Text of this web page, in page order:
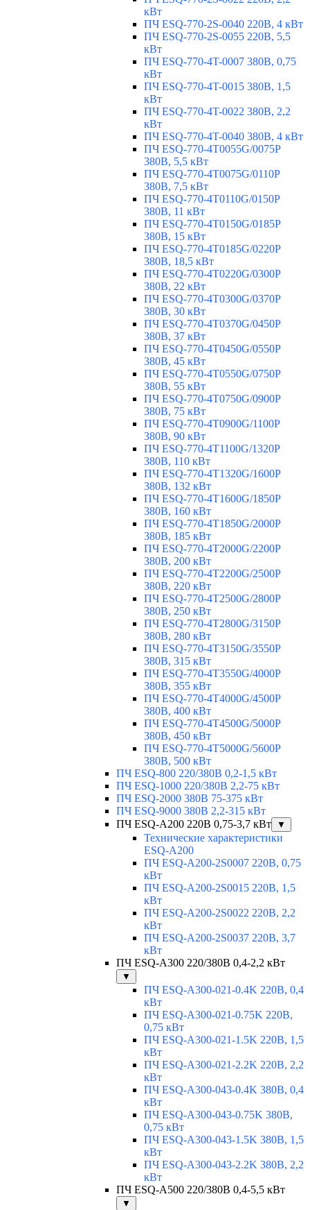
кВт
ПЧ ESQ-770-2S-0040 220В, 4 кВт
ПЧ ESQ-770-2S-0055 220В, 5,5
кВт
ПЧ ESQ-770-4T-0007 380В, 0,75
кВт
ПЧ ESQ-770-4T-0015 380В, 1,5
кВт
ПЧ ESQ-770-4T-0022 380В, 2,2
кВт
ПЧ ESQ-770-4T-0040 380В, 4 кВт
ПЧ ESQ-770-4T0055G/0075P
380В, 5,5 кВт
ПЧ ESQ-770-4T0075G/0110P
380В, 7,5 кВт
ПЧ ESQ-770-4T0110G/0150P
380В, 11 кВт
ПЧ ESQ-770-4T0150G/0185P
380В, 15 кВт
ПЧ ESQ-770-4T0185G/0220P
380В, 18,5 кВт
ПЧ ESQ-770-4T0220G/0300P
380В, 22 кВт
ПЧ ESQ-770-4T0300G/0370P
380В, 30 кВт
ПЧ ESQ-770-4T0370G/0450P
380В, 37 кВт
ПЧ ESQ-770-4T0450G/0550P
380В, 45 кВт
ПЧ ESQ-770-4T0550G/0750P
380В, 55 кВт
ПЧ ESQ-770-4T0750G/0900P
380В, 75 кВт
ПЧ ESQ-770-4T0900G/1100P
380В, 90 кВт
ПЧ ESQ-770-4T1100G/1320P
380В, 110 кВт
ПЧ ESQ-770-4T1320G/1600P
380В, 132 кВт
ПЧ ESQ-770-4T1600G/1850P
380В, 160 кВт
ПЧ ESQ-770-4T1850G/2000P
380В, 185 кВт
ПЧ ESQ-770-4T2000G/2200P
380В, 200 кВт
ПЧ ESQ-770-4T2200G/2500P
380В, 220 кВт
ПЧ ESQ-770-4T2500G/2800P
380В, 250 кВт
ПЧ ESQ-770-4T2800G/3150P
380В, 280 кВт
ПЧ ESQ-770-4T3150G/3550P
380В, 315 кВт
ПЧ ESQ-770-4T3550G/4000P
380В, 355 кВт
ПЧ ESQ-770-4T4000G/4500P
380В, 400 кВт
ПЧ ESQ-770-4T4500G/5000P
380В, 450 кВт
ПЧ ESQ-770-4T5000G/5600P
380В, 500 кВт
ПЧ ESQ-800 220/380В 0,2-1,5 кВт
ПЧ ESQ-1000 220/380В 2,2-75 кВт
ПЧ ESQ-2000 380В 75-375 кВт
ПЧ ESQ-9000 380В 2,2-315 кВт
ПЧ ESQ-A200 220В 0,75-3,7 кВт
▼
Технические характеристики
ESQ-A200
ПЧ ESQ-A200-2S0007 220В, 0,75
кВт
ПЧ ESQ-A200-2S0015 220В, 1,5
кВт
ПЧ ESQ-A200-2S0022 220В, 2,2
кВт
ПЧ ESQ-A200-2S0037 220В, 3,7
кВт
ПЧ ESQ-A300 220/380В 0,4-2,2 кВт
▼
ПЧ ESQ-A300-021-0.4K 220В, 0,4
кВт
ПЧ ESQ-A300-021-0.75K 220В,
0,75 кВт
ПЧ ESQ-A300-021-1.5K 220В, 1,5
кВт
ПЧ ESQ-A300-021-2.2K 220В, 2,2
кВт
ПЧ ESQ-A300-043-0.4K 380В, 0,4
кВт
ПЧ ESQ-A300-043-0.75K 380В,
0,75 кВт
ПЧ ESQ-A300-043-1.5K 380В, 1,5
кВт
ПЧ ESQ-A300-043-2.2K 380В, 2,2
кВт
ПЧ ESQ-A500 220/380В 0,4-5,5 кВт
▼